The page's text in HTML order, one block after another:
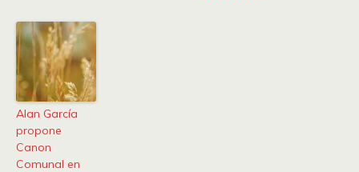
Alan García
propone
Canon
Comunal en